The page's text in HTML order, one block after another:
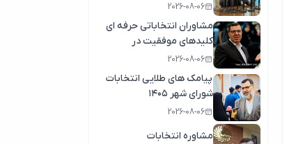
2026-08-06
مشاوران انتخاباتی حرفه ای
کلیدهای موفقیت در
انتخابات سال1404
2026-08-06
پیامک های طلایی انتخابات
شورای شهر ۱۴۰۵
2026-08-06
مشاوره انتخابات